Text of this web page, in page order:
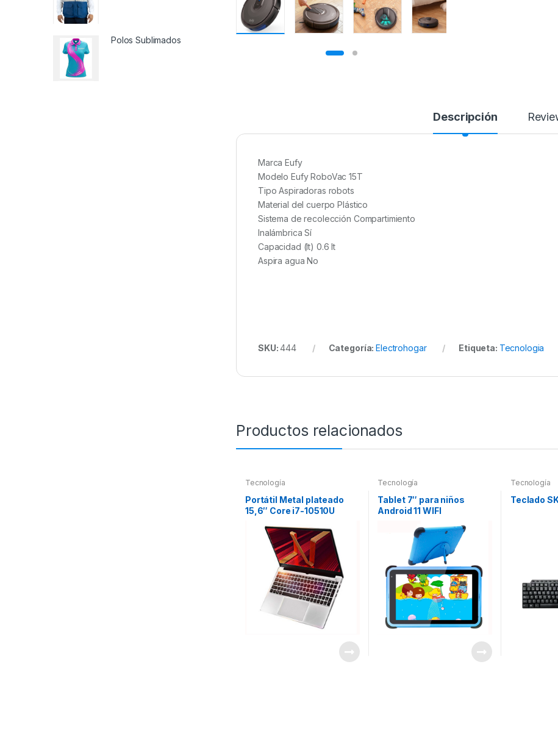
Descripción
Marca Eufy
Modelo Eufy RoboVac 15T
Tipo Aspiradoras robots
Material del cuerpo Plástico
Sistema de recolección Compartimiento
Inalámbrica Sí
Capacidad (lt) 0.6 lt
Aspira agua No
SKU:444 Categoría:Electrohogar Etiqueta: Tecnologia
Productos relacionados
Tecnología
Portátil Metal plateado
15,6″ Core i7-10510U
Tecnología
Tablet 7″ para niños
Android 11 WIFI
Tecnología
Teclado
Polos Sublimados